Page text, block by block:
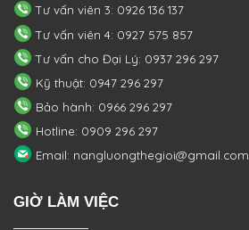
Tư vấn viên 3: 0926 136 137
Tư vấn viên 4: 0927 575 857
Tư vấn cho Đại Lý: 0937 296 297
Kỹ thuật: 0947 296 297
Bảo hành: 0966 296 297
Hotline: 0909 296 297
Email: nangluongthegioi@gmail.com
GIỜ LÀM VIỆC